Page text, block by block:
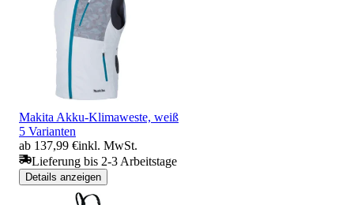
Makita Akku-Klimaweste, weiß
5 Varianten
ab 137,99 €inkl. MwSt.
Lieferung bis 2-3 Arbeitstage
Details anzeigen